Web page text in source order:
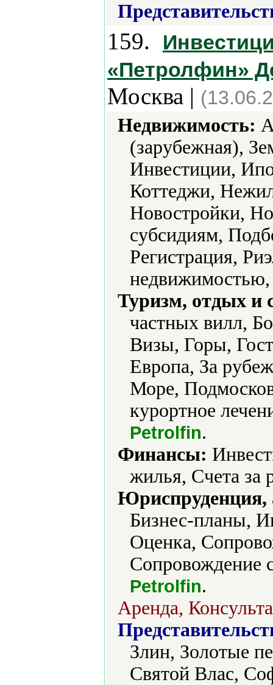
159.
«Петролфин»
Москва |
Недвижимость:
(зарубежная),
Инвестиции,
Коттеджи,
Новостройки,
субсидиям,
Регистрация,
Туризм, отдых и
частных вилл,
Визы, Горы,
Европа, За
Море,
курортное
Petrolfin.
Финансы:
жилья, Счета за
Юриспруденция,
Бизнес-планы,
Оценка,
Сопровождение
Petrolfin.
Аренда,
Злин, Золотые
Святой Влас,